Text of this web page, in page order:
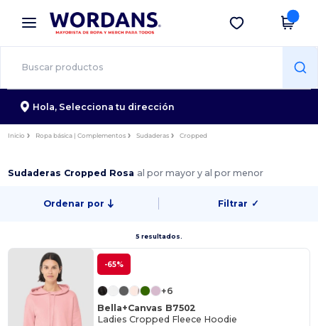
× App de Wordans
¡Mejores precios en app!
Descargar app
Hola, Selecciona tu dirección
Inicio Ropa básica | Complementos Sudaderas Cropped
Sudaderas Cropped Rosa al por mayor y al por menor
Ordenar por Filtrar ✓
5 resultados.
-65%
+6
Bella+Canvas B7502
Ladies Cropped Fleece Hoodie